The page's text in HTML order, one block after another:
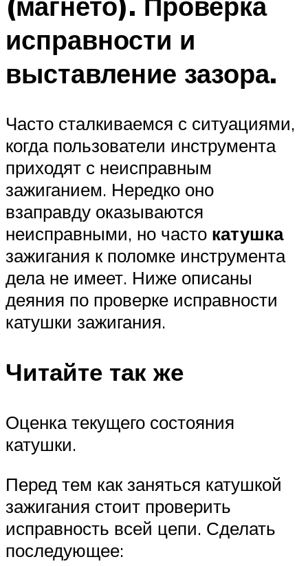
исправности и
выставление зазора.
Часто сталкиваемся с ситуациями,
когда пользователи инструмента
приходят с неисправным
зажиганием. Нередко оно
взаправду оказываются
неисправными, но часто катушка
зажигания к поломке инструмента
дела не имеет. Ниже описаны
деяния по проверке исправности
катушки зажигания.
Читайте так же
Оценка текущего состояния
катушки.
Перед тем как заняться катушкой
зажигания стоит проверить
исправность всей цепи. Сделать
последующее: